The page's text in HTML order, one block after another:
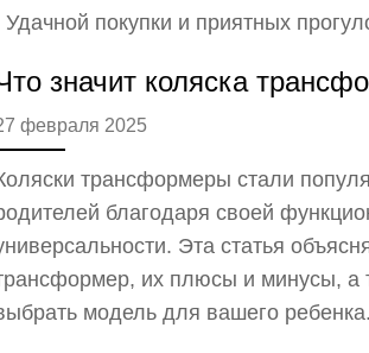
покупки и приятных
значит коляска
февраля 2025
трансформеры стали
благодаря своей
Эта статья
их плюсы и минусы, а
модель для вашего